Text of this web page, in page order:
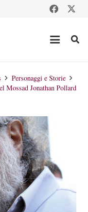
Personaggi e Storie
Mossad Jonathan Pollard